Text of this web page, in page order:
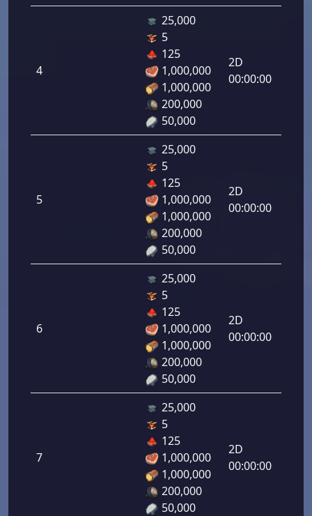
4
25,000
5
125
1,000,000
1,000,000
200,000
50,000
2D
00:00:00
5
25,000
5
125
1,000,000
1,000,000
200,000
50,000
2D
00:00:00
6
25,000
5
125
1,000,000
1,000,000
200,000
50,000
2D
00:00:00
7
25,000
5
125
1,000,000
1,000,000
200,000
50,000
2D
00:00:00